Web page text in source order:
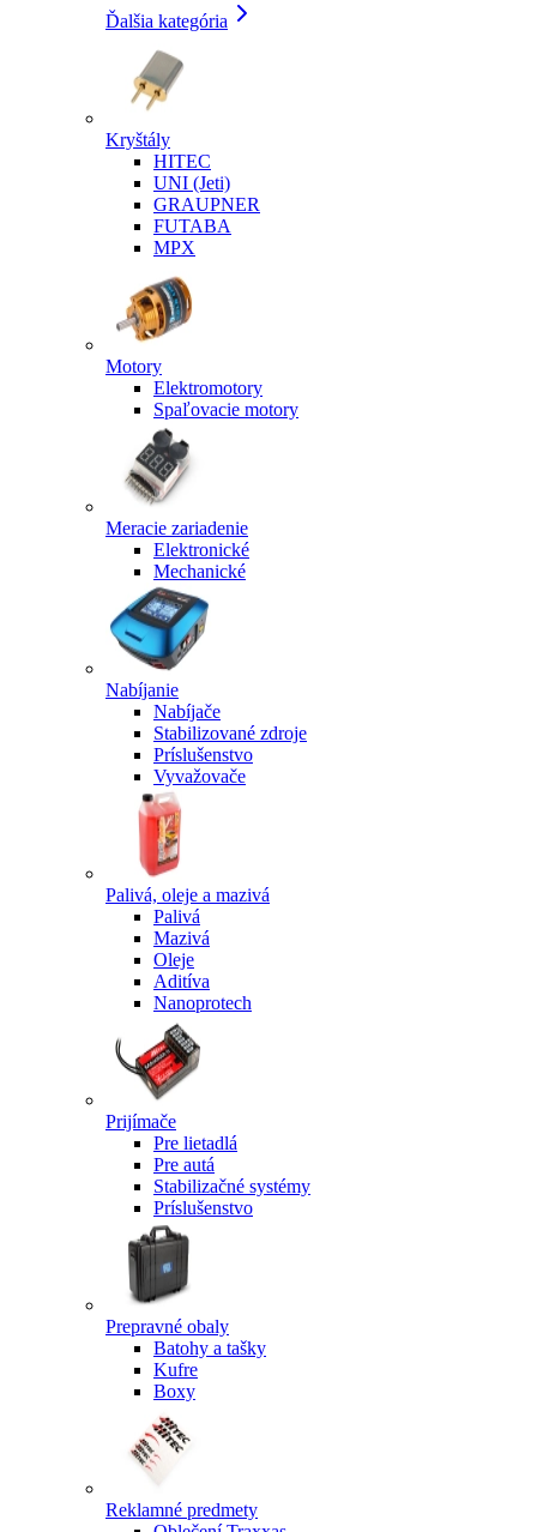
Ďalšia kategória
Kryštály
HITEC
UNI (Jeti)
GRAUPNER
FUTABA
MPX
Motory
Elektromotory
Spaľovacie motory
Meracie zariadenie
Elektronické
Mechanické
Nabíjanie
Nabíjače
Stabilizované zdroje
Príslušenstvo
Vyvažovače
Palivá, oleje a mazivá
Palivá
Mazivá
Oleje
Aditíva
Nanoprotech
Prijímače
Pre lietadlá
Pre autá
Stabilizačné systémy
Príslušenstvo
Prepravné obaly
Batohy a tašky
Kufre
Boxy
Reklamné predmety